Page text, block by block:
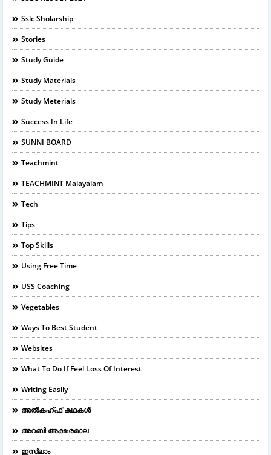
Sslc Sholarship
Stories
Study Guide
Study Materials
Study Meterials
Success In Life
SUNNI BOARD
Teachmint
TEACHMINT Malayalam
Tech
Tips
Top Skills
Using Free Time
USS Coaching
Vegetables
Ways To Best Student
Websites
What To Do If Feel Loss Of Interest
Writing Easily
അൽകഹ്ഫ് കഥകൾ
അറബി അക്ഷരമാല
ഇസ്ലാം